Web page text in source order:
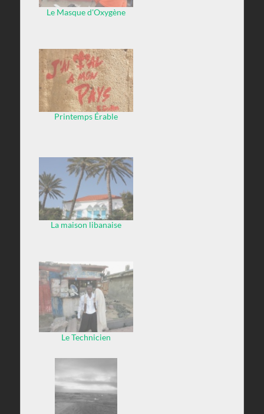
Le Masque d'Oxygène
Printemps Érable
La maison libanaise
Le Technicien